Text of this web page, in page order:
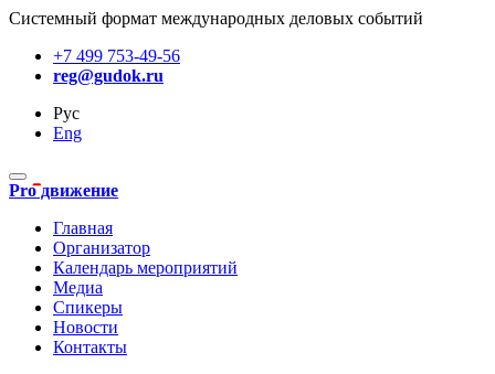
Системный формат международных деловых событий
+7 499 753-49-56
reg@gudok.ru
Рус
Eng
Pro движение
Главная
Организатор
Календарь мероприятий
Медиа
Спикеры
Новости
Контакты